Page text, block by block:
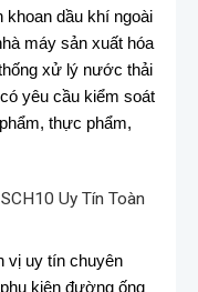
khoan dầu khí ngoài
máy sản xuất hóa
xử lý nước thải
yêu cầu kiểm soát
thực phẩm,
Uy Tín Toàn
vị uy tín chuyên
kiện đường ống